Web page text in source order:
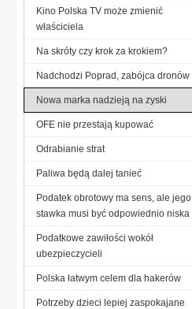
Kino Polska TV może zmienić
właściciela
Na skróty czy krok za krokiem?
Nadchodzi Poprad, zabójca dronów
Nowa marka nadzieją na zyski
OFE nie przestają kupować
Odrabianie strat
Paliwa będą dalej tanieć
Podatek obrotowy ma sens, ale jego
stawka musi być odpowiednio niska
Podatkowe zawiłości wokół
ubezpieczycieli
Polska łatwym celem dla hakerów
Potrzeby dzieci lepiej zaspokajane